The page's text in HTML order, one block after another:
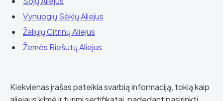
Vynuogių Sėklų Aliejus
Žaliųjų Citrinų Aliejus
Žemės Riešutų Aliejus
Kiekvienas įrašas pateikia svarbią informaciją, tokią kaip